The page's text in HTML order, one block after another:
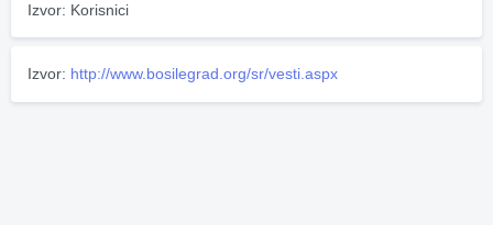
Izvor: Korisnici
Izvor: http://www.bosilegrad.org/sr/vesti.aspx